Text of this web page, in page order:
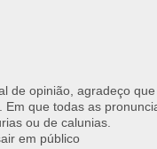
de opinião, agradeço que
que todas as
ou de calunias.
em público